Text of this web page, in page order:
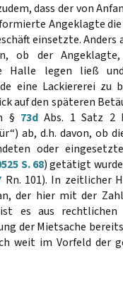
dass der von
Angeklagte
einsetzte.
ob der
Halle legen ließ
eine Lackiererei zu
auf den späteren
§ 73d Abs. 1 Satz 2
ab, d.h. davon, ob
oder
S. 68) getätigt
Rn. 101). In zeitlicher
der hier mit der
es aus
der Mietsache
weit im Vorfeld der